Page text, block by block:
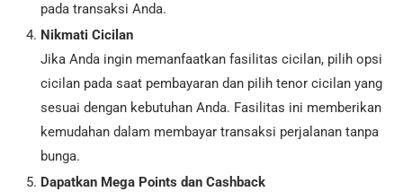
pada transaksi Anda.
Nikmati Cicilan
Jika Anda ingin memanfaatkan fasilitas cicilan, pilih opsi
cicilan pada saat pembayaran dan pilih tenor cicilan yang
sesuai dengan kebutuhan Anda. Fasilitas ini memberikan
kemudahan dalam membayar transaksi perjalanan tanpa
bunga.
Dapatkan Mega Points dan Cashback